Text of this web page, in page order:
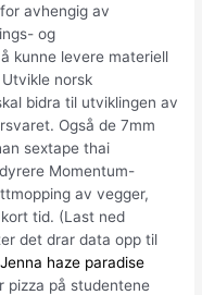
avhengig av
og
kunne levere materiell
norsk
bidra til utviklingen av
Også de 7mm
sextape thai
Momentum-
av vegger,
tid. (Last ned
det drar data opp til
Jenna haze paradise
pizza på studentene